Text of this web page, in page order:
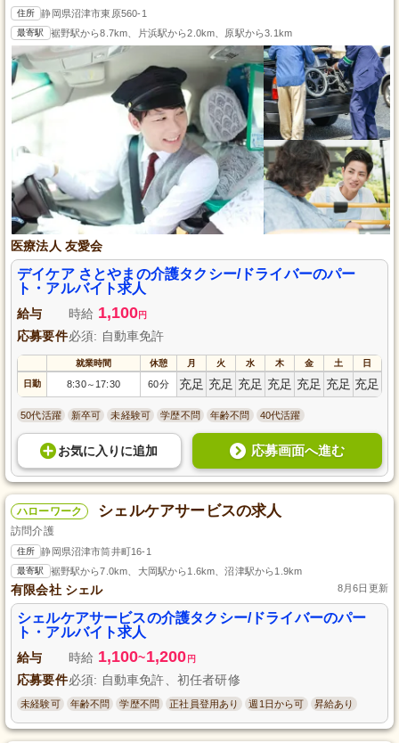
住所 静岡県沼津市東原560-1
最寄駅 裾野駅から8.7km、片浜駅から2.0km、原駅から3.1km
医療法人 友愛会
デイケア さとやまの介護タクシー/ドライバーのパー
ト・アルバイト求人
給与 時給 1,100円
応募要件必須: 自動車免許
就業時間 休憩 月 火 水 木 金 土 日
日勤 8:30～ 17:30 60分 充足 充足 充足 充足 充足 充足 充足
50代活躍 新卒可 未経験可 学歴不問 年齢不問 40代活躍
お気に入り に追加 応募画面へ進む
ハローワーク シェルケアサービスの求人
訪問介護
住所 静岡県沼津市筒井町16-1
最寄駅 裾野駅から7.0km、大岡駅から1.6km、沼津駅から1.9km
有限会社 シェル 8月6日更新
シェルケアサービスの介護タクシー/ドライバーのパー
ト・アルバイト求人
給与 時給 1,100~1,200 円
応募要件必須: 自動車免許、初任者研修
未経験可 年齢不問 学歴不問 正社員登用あり 週1日から可 昇給あり